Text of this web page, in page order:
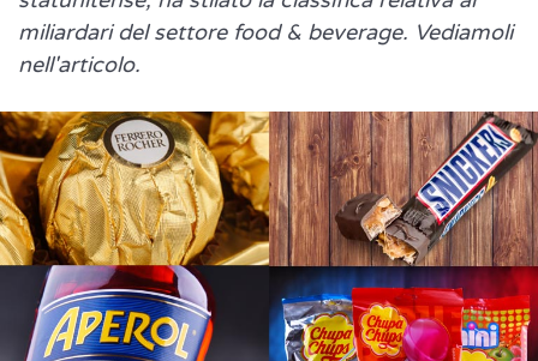
miliardari del settore food & beverage. Vediamoli
nell'articolo.